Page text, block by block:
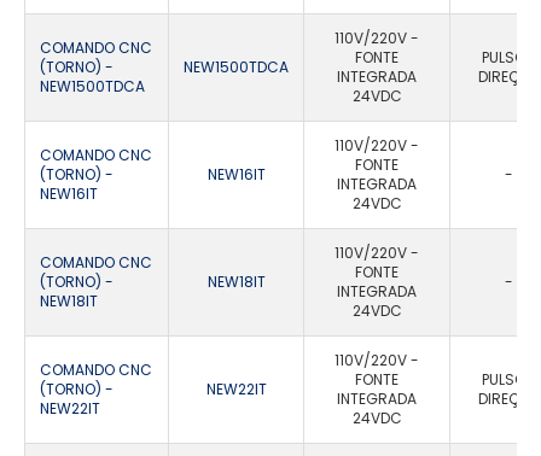
COMANDO CNC
(TORNO) -
NEW1500TDCA
NEW1500TDCA
110V/220V -
FONTE
INTEGRADA
24VDC
PULSO E
DIREÇÃO
COMANDO CNC
(TORNO) -
NEW16IT
NEW16IT
110V/220V -
FONTE
INTEGRADA
24VDC
-
COMANDO CNC
(TORNO) -
NEW18IT
NEW18IT
110V/220V -
FONTE
INTEGRADA
24VDC
-
COMANDO CNC
(TORNO) -
NEW22IT
NEW22IT
110V/220V -
FONTE
INTEGRADA
24VDC
PULSO E
DIREÇÃO